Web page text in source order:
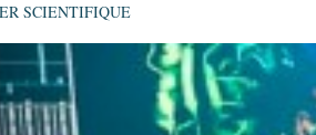
SCIENTIFIQUE